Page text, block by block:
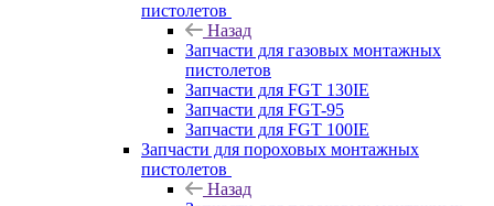
пистолетов
Назад
Запчасти для газовых монтажных
пистолетов
Запчасти для FGT 130IE
Запчасти для FGT-95
Запчасти для FGT 100IE
Запчасти для пороховых монтажных
пистолетов
Назад